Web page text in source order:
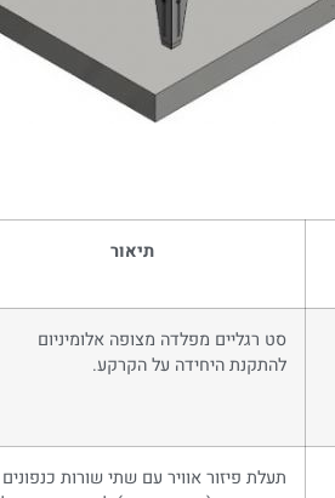
תיאור
סט רגליים מפלדה מצופה אלומיניום
להתקנת היחידה על הקרקע.
תעלת פיזור אוויר עם שתי שורות כנפונים